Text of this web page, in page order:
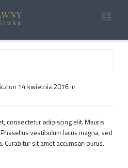
on 14 kwietnia 2016in
consectetur adipiscing elit. Mauris
vestibulum lacus magna, sed
sit amet accumsan purus.